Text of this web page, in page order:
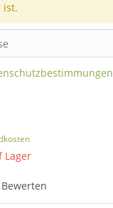
ist.
Lager
Bewerten